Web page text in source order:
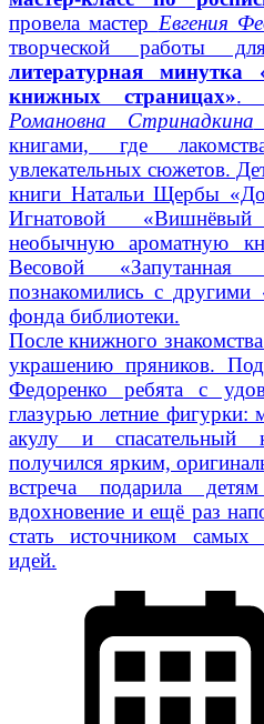
провела мастер Евгения
творческой работы
литературная минутка
книжных страницах».
Романовна Стринадкина
книгами, где
увлекательных сюжетов.
книги Натальи Щербы
Игнатовой
необычную ароматную
Весовой
познакомились с
фонда библиотеки.
После книжного
украшению пряников.
Федоренко ребята с
глазурью летние фигурки:
акулу и
получился ярким,
встреча подарила
вдохновение и ещё раз
стать источником самых
идей.